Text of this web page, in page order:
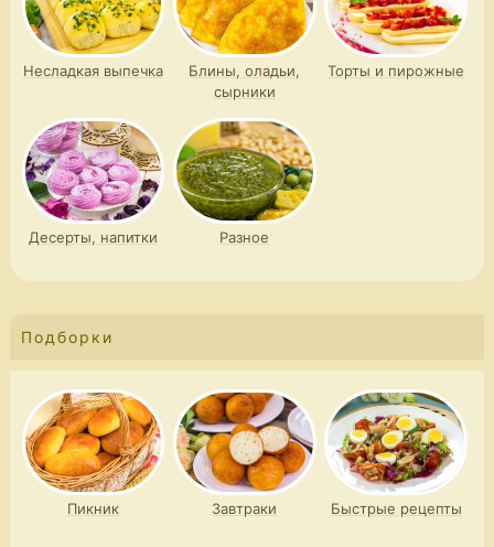
Несладкая выпечка
Блины, оладьи,
сырники
Торты и пирожные
Десерты, напитки Разное
Подборки
Пикник Завтраки Быстрые рецепты